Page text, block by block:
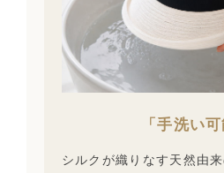
「手洗い可
シルクが織りなす天然由